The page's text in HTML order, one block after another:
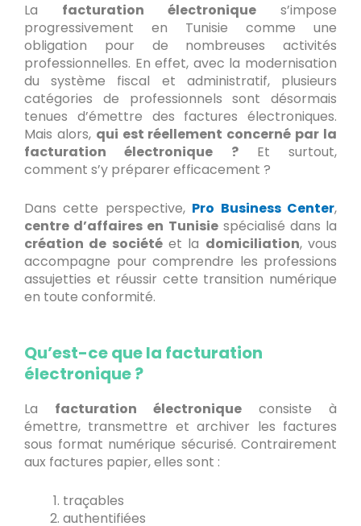
La facturation électronique s’impose
progressivement en Tunisie comme une
obligation pour de nombreuses activités
professionnelles. En effet, avec la modernisation
du système fiscal et administratif, plusieurs
catégories de professionnels sont désormais
tenues d’émettre des factures électroniques.
Mais alors, qui est réellement concerné par la
facturation électronique ?Et surtout,
comment s’y préparer efficacement ?
Dans cette perspective, Pro Business Center,
centre d’affaires en Tunisiespécialisé dans la
création de sociétéet la domiciliation, vous
accompagne pour comprendre les professions
assujetties et réussir cette transition numérique
en toute conformité.
Qu’est-ce que la facturation
électronique ?
La facturation électronique consiste à
émettre, transmettre et archiver les factures
sous format numérique sécurisé. Contrairement
aux factures papier, elles sont :
traçables
authentifiées